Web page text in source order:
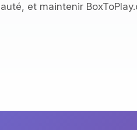
et maintenir